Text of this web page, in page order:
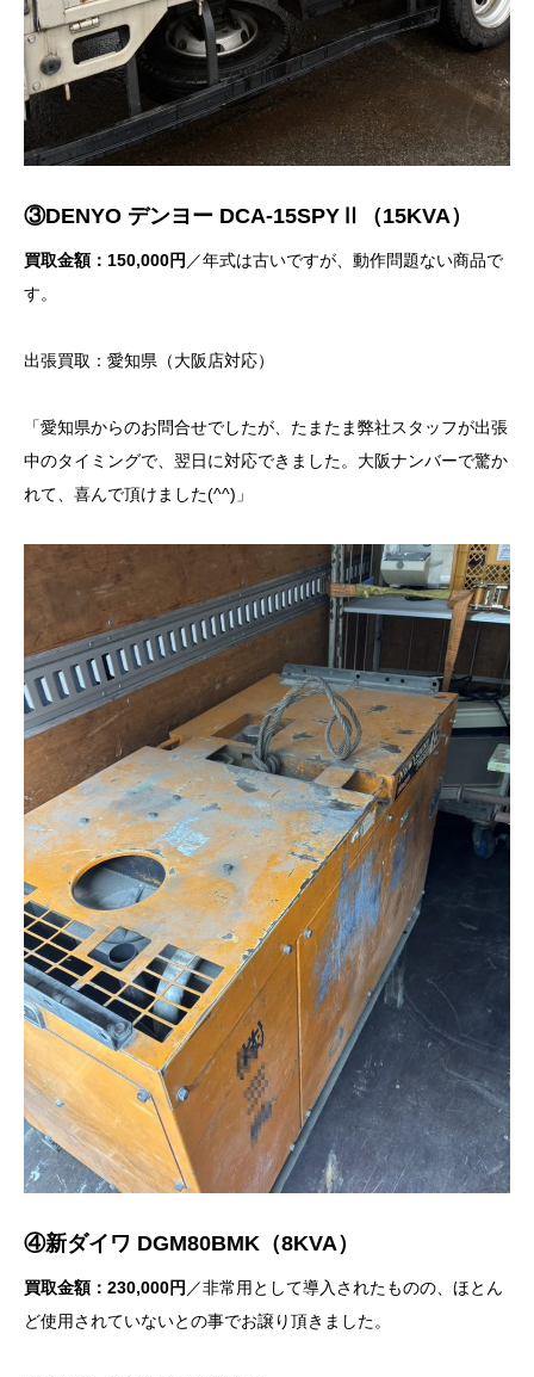
③DENYO デンヨー DCA-15SPYⅡ（15KVA）
買取金額：150,000円 ／年式は古いですが、動作問題ない商品で
す。
出張買取：愛知県（大阪店対応）
「愛知県からのお問合せでしたが、たまたま弊社スタッフが出張
中のタイミングで、翌日に対応できました。大阪ナンバーで驚か
れて、喜んで頂けました(^^)」
④新ダイワ DGM80BMK（8KVA）
買取金額：230,000円 ／非常用として導入されたものの、ほとん
ど使用されていないとの事でお譲り頂きました。